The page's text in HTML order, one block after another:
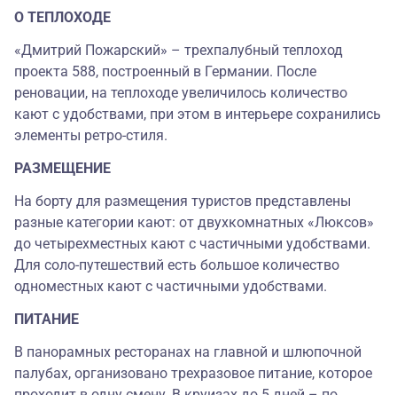
О ТЕПЛОХОДЕ
«Дмитрий Пожарский» – трехпалубный теплоход
проекта 588, построенный в Германии. После
реновации, на теплоходе увеличилось количество
кают с удобствами, при этом в интерьере сохранились
элементы ретро-стиля.
РАЗМЕЩЕНИЕ
На борту для размещения туристов представлены
разные категории кают: от двухкомнатных «Люксов»
до четырехместных кают с частичными удобствами.
Для соло-путешествий есть большое количество
одноместных кают с частичными удобствами.
ПИТАНИЕ
В панорамных ресторанах на главной и шлюпочной
палубах, организовано трехразовое питание, которое